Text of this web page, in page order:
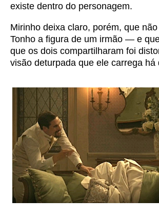
existe dentro do personagem.
Mirinho deixa claro, porém, que
Tonho a figura de um irmão — e
que os dois compartilharam foi
visão deturpada que ele carrega há